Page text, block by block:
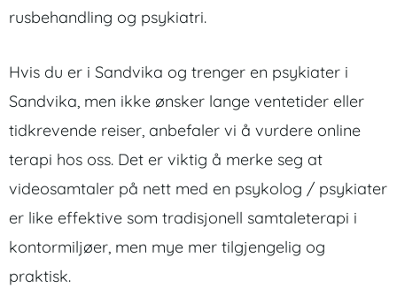
rusbehandling og psykiatri.
Hvis du er i Sandvika og trenger en psykiater i
Sandvika, men ikke ønsker lange ventetider eller
tidkrevende reiser, anbefaler vi å vurdere online
terapi hos oss. Det er viktig å merke seg at
videosamtaler på nett med en psykolog / psykiater
er like effektive som tradisjonell samtaleterapi i
kontormiljøer, men mye mer tilgjengelig og
praktisk.